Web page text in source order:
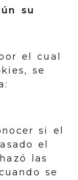
su
el cual
se
si el
el
las
se